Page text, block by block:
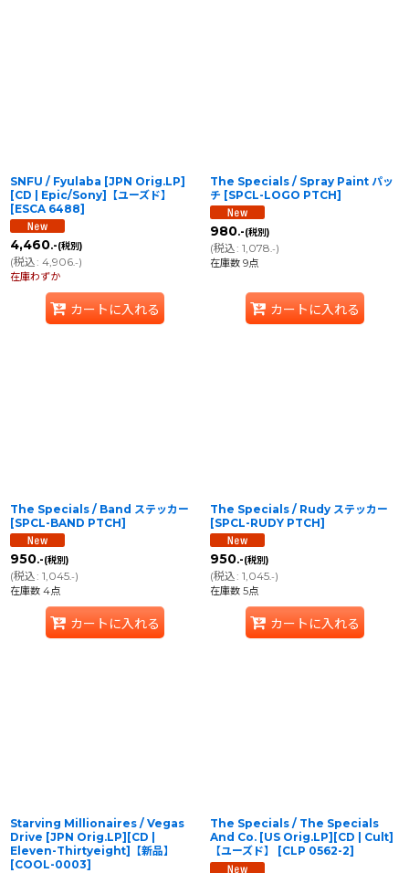
SNFU / Fyulaba [JPN Orig.LP]
[CD | Epic/Sony]【ユーズド】
[ESCA 6488]
4,460.-(税別)
(税込: 4,906.-)
在庫わずか
カートに入れる
The Specials / Spray Paint パッ
チ [SPCL-LOGO PTCH]
980.-(税別)
(税込: 1,078.-)
在庫数 9点
カートに入れる
The Specials / Band ステッカー
[SPCL-BAND PTCH]
950.-(税別)
(税込: 1,045.-)
在庫数 4点
カートに入れる
The Specials / Rudy ステッカー
[SPCL-RUDY PTCH]
950.-(税別)
(税込: 1,045.-)
在庫数 5点
カートに入れる
Starving Millionaires / Vegas
Drive [JPN Orig.LP][CD |
Eleven-Thirtyeight]【新品】
[COOL-0003]
The Specials / The Specials
And Co. [US Orig.LP][CD | Cult]
【ユーズド】
[CLP 0562-2]